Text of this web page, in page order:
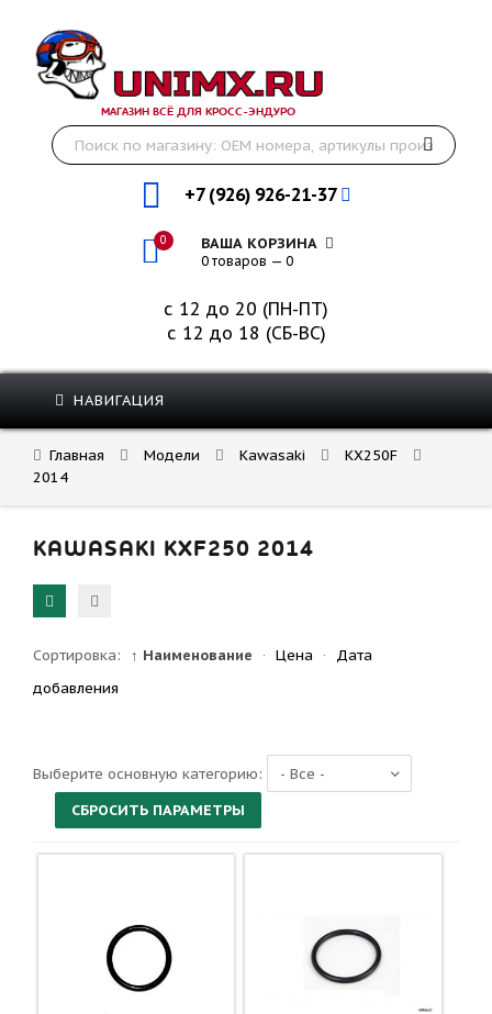
МАГАЗИН ВСЁ ДЛЯ КРОСС-ЭНДУРО
+7 (926) 926-21-37
0 ВАША КОРЗИНА
0 товаров — 0
с 12 до 20 (ПН-ПТ)
с 12 до 18 (СБ-ВС)
НАВИГАЦИЯ
Главная Модели Kawasaki
KX250F
2014
KAWASAKI KXF250 2014
Сортировка: ↑ Наименование · Цена ·
Дата
добавления
Выберите основную категорию: